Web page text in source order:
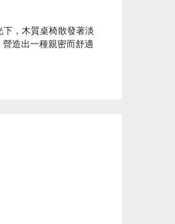
，木質桌椅散發著淡
造出一種親密而舒適
眼，成為提升用餐體